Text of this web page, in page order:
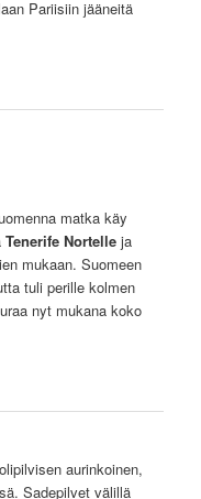
Pariisiin jääneitä
matka käy
Tenerife Nortelle ja
mukaan. Suomeen
tuli perille kolmen
nyt mukana koko
aurinkoinen,
Sadepilvet välillä